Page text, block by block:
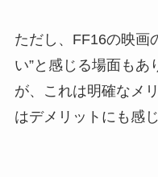
ただし、FF16の映画
い”と感じる場面もあ
が、これは明確なメ
はデメリットにも感